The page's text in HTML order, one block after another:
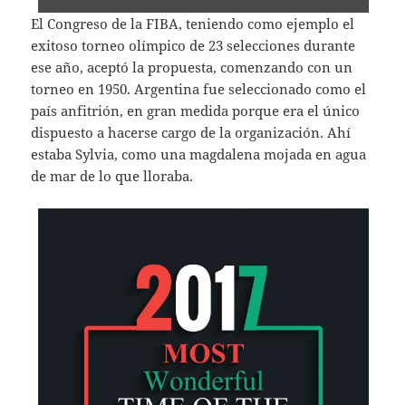
El Congreso de la FIBA, teniendo como ejemplo el
exitoso torneo olímpico de 23 selecciones durante
ese año, aceptó la propuesta, comenzando con un
torneo en 1950. Argentina fue seleccionado como el
país anfitrión, en gran medida porque era el único
dispuesto a hacerse cargo de la organización. Ahí
estaba Sylvia, como una magdalena mojada en agua
de mar de lo que lloraba.